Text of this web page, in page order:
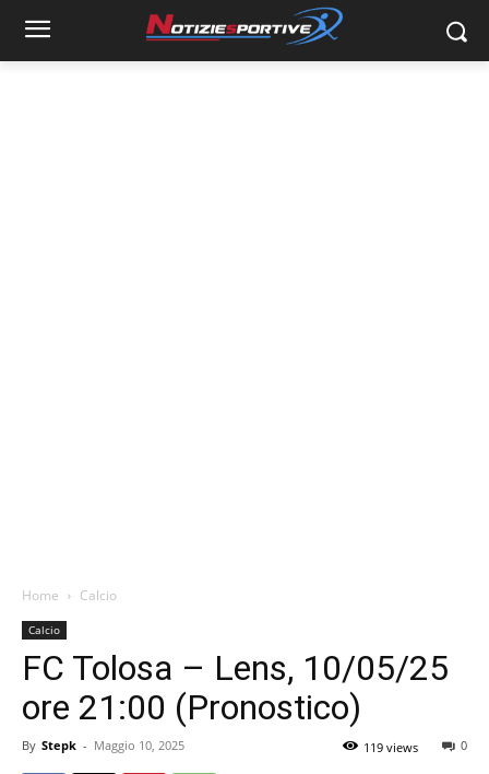
Home Calcio
Calcio
FC Tolosa – Lens, 10/05/25
ore 21:00 (Pronostico)
By Stepk - Maggio 10, 2025 0
119 views